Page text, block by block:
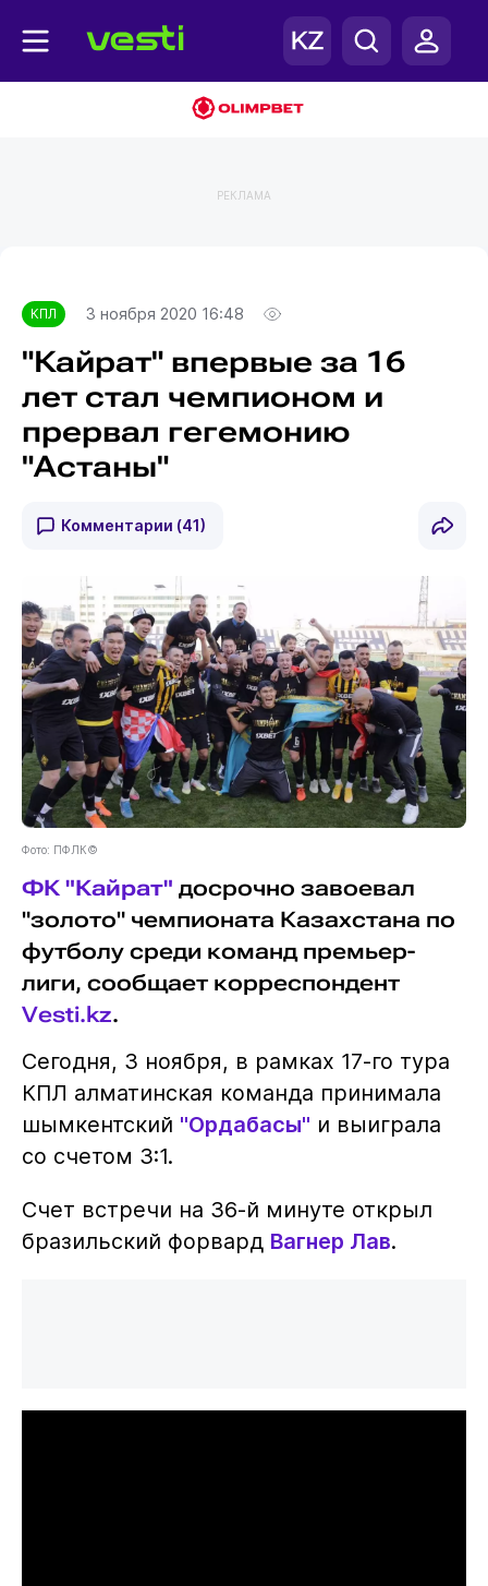
РЕКЛАМА
КПЛ 3 ноября 2020 16:48
"Кайрат" впервые за 16
лет стал чемпионом и
прервал гегемонию
"Астаны"
Комментарии (41)
Фото: ПФЛК©
ФК "Кайрат" досрочно завоевал
"золото" чемпионата Казахстана по
футболу среди команд премьер-
лиги, сообщает корреспондент
Vesti.kz.
Сегодня, 3 ноября, в рамках 17-го тура
КПЛ алматинская команда принимала
шымкентский "Ордабасы" и выиграла
со счетом 3:1.
Счет встречи на 36-й минуте открыл
бразильский форвард Вагнер Лав.